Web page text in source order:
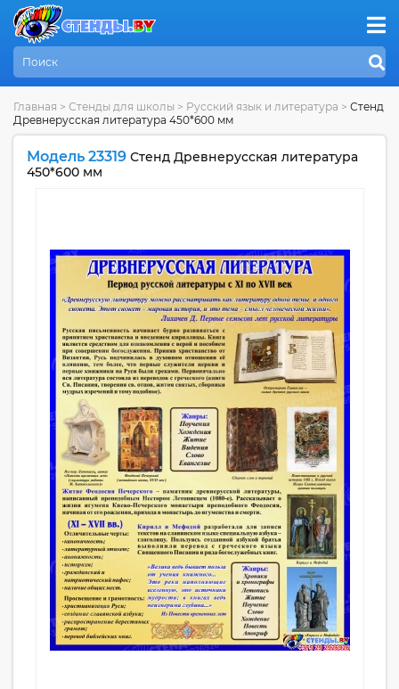
Главная > Стенды для школы > Русский язык и литература > Стенд
Древнерусская литература 450*600 мм
Модель 23319 Стенд Древнерусская литература
450*600 мм